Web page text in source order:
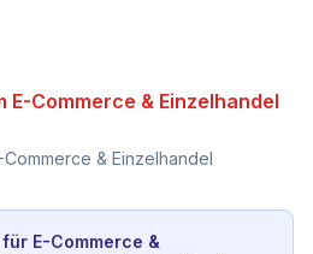
E-Commerce & Einzelhandel
Commerce & Einzelhandel
für E-Commerce &